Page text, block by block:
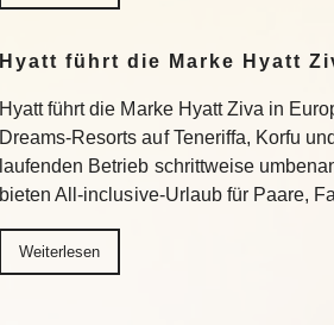
Hyatt führt die Marke Hyatt
Hyatt führt die Marke Hyatt Ziva in
Dreams-Resorts auf Teneriffa, Korfu
laufenden Betrieb schrittweise
bieten All-inclusive-Urlaub für Paare,
Weiterlesen